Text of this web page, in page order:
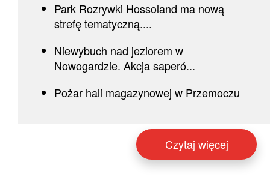
Park Rozrywki Hossoland ma nową
strefę tematyczną....
Niewybuch nad jeziorem w
Nowogardzie. Akcja saperó...
Pożar hali magazynowej w Przemoczu
Czytaj więcej